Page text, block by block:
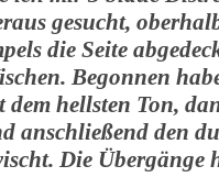
gesucht,
die Seite
Begonnen
dem hellsten Ton,
anschließend den
Die Übergänge